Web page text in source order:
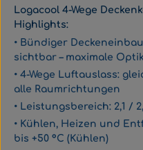
Logacool 4-Wege
Highlights:
• Bündiger
sichtbar – maximale Optik
• 4-Wege Luftauslass:
alle Raumrichtungen
• Leistungsbereich: 2,1 /
• Kühlen, Heizen und
bis +50 °C (Kühlen)